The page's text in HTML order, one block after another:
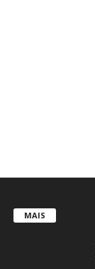
MAIS